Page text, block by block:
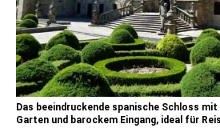
Das beeindruckende spanische Schloss
Garten und barockem Eingang, ideal für